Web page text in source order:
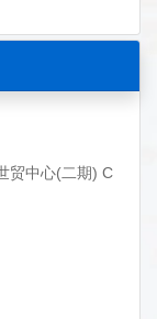
贸中心(二期) C